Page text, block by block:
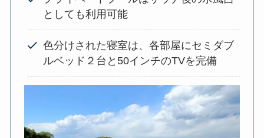
としても利用可能
色分けされた寝室は、各部屋にセミダブ
ルベッド２台と50インチのTVを完備